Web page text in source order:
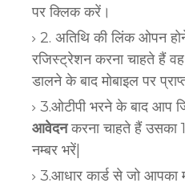
पर क्लिक करें।
2. अतिथि की लिंक ओपन
रजिस्ट्रेशन करना चाहते हैं
डालने के बाद मोबाइल पर
3.ओटीपी भरने के बाद आप
आवेदनकरना चाहते हैं उसका
नम्बर भरें|
3.आधार कार्ड से जो आपका